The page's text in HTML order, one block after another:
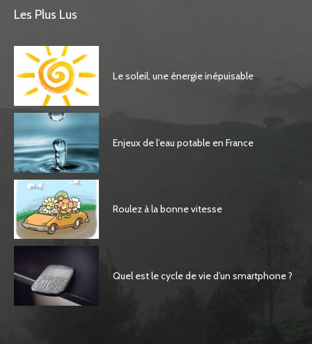
Les Plus Lus
Le soleil, une énergie inépuisable
Enjeux de l’eau potable en France
Roulez à la bonne vitesse
Quel est le cycle de vie d’un smartphone ?